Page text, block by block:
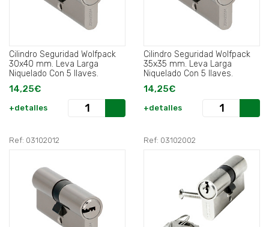
Cilindro Seguridad Wolfpack
30x40 mm. Leva Larga
Niquelado Con 5 llaves.
14,25€
+detalles
Cilindro Seguridad Wolfpack
35x35 mm. Leva Larga
Niquelado Con 5 llaves.
14,25€
+detalles
Ref: 03102012 Ref: 03102002